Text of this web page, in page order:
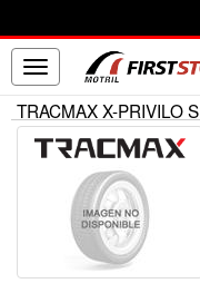
Toggle
navigation
TRACMAX X-PRIVILO